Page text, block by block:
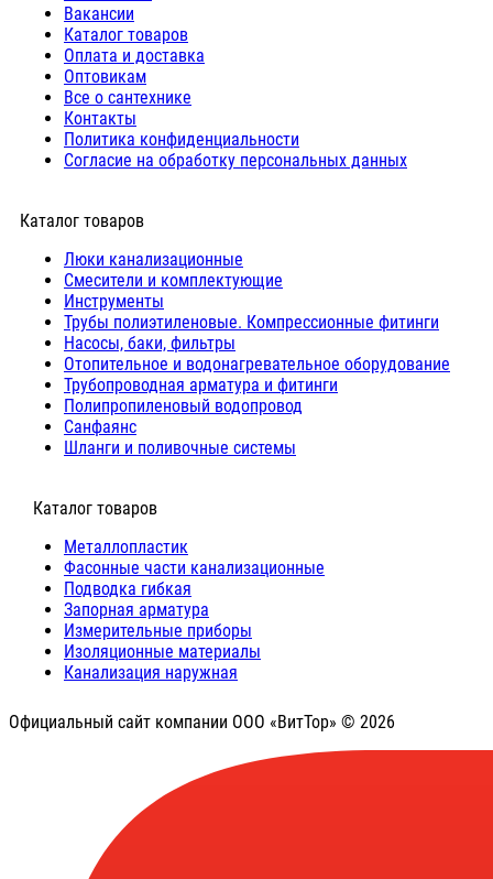
Вакансии
Каталог товаров
Оплата и доставка
Оптовикам
Все о сантехнике
Контакты
Политика конфиденциальности
Согласие на обработку персональных данных
Каталог товаров
Люки канализационные
Cмесители и комплектующие
Инструменты
Трубы полиэтиленовые. Компрессионные фитинги
Насосы, баки, фильтры
Отопительное и водонагревательное оборудование
Трубопроводная арматура и фитинги
Полипропиленовый водопровод
Санфаянс
Шланги и поливочные системы
⠀Каталог товаров
Металлопластик
Фасонные части канализационные
Подводка гибкая
Запорная арматура
Измерительные приборы
Изоляционные материалы
Канализация наружная
Официальный сайт компании ООО «ВитТор» © 2026